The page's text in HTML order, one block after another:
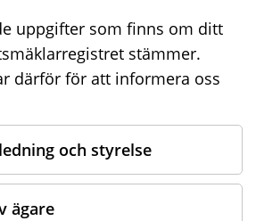
uppgifter som finns om ditt
stämmer.
därför för att informera oss
och styrelse
ägare